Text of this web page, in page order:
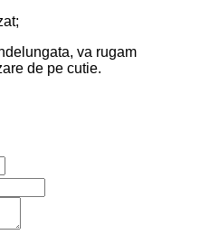
va rugam
de pe cutie.